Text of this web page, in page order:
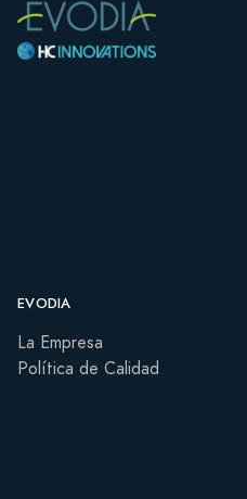
EVODIA
La Empresa
Política de Calidad